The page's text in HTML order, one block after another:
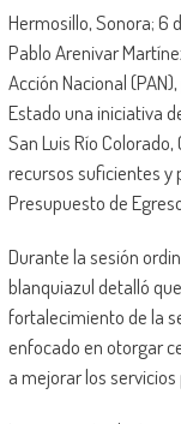
Hermosillo, Sonora; 6
Pablo Arenivar
Acción Nacional
Estado una iniciativa
San Luis Río
recursos suficientes y
Presupuesto de
Durante la sesión
blanquiazul detalló
fortalecimiento de la
enfocado en otorgar
a mejorar los servicios